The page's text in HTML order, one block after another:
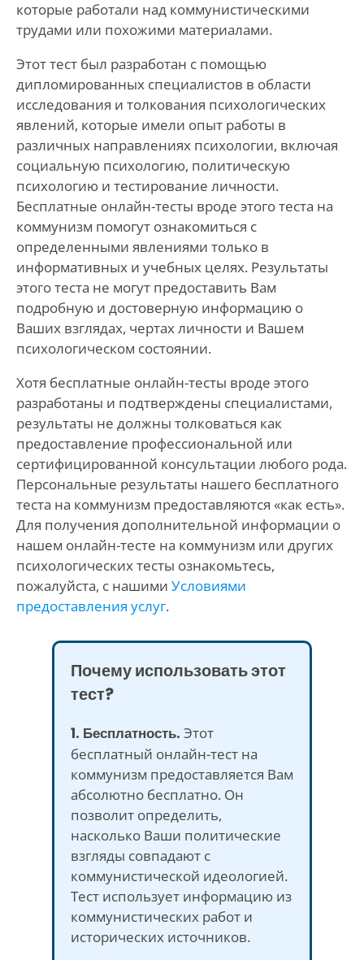
которые работали над коммунистическими
трудами или похожими материалами.
Этот тест был разработан с помощью
дипломированных специалистов в области
исследования и толкования психологических
явлений, которые имели опыт работы в
различных направлениях психологии, включая
социальную психологию, политическую
психологию и тестирование личности.
Бесплатные онлайн-тесты вроде этого теста на
коммунизм помогут ознакомиться с
определенными явлениями только в
информативных и учебных целях. Результаты
этого теста не могут предоставить Вам
подробную и достоверную информацию о
Ваших взглядах, чертах личности и Вашем
психологическом состоянии.
Хотя бесплатные онлайн-тесты вроде этого
разработаны и подтверждены специалистами,
результаты не должны толковаться как
предоставление профессиональной или
сертифицированной консультации любого рода.
Персональные результаты нашего бесплатного
теста на коммунизм предоставляются «как есть».
Для получения дополнительной информации о
нашем онлайн-тесте на коммунизм или других
психологических тесты ознакомьтесь,
пожалуйста, с нашими Условиями
предоставления услуг.
Почему использовать этот
тест?
1. Бесплатность. Этот
бесплатный онлайн-тест на
коммунизм предоставляется Вам
абсолютно бесплатно. Он
позволит определить,
насколько Ваши политические
взгляды совпадают с
коммунистической идеологией.
Тест использует информацию из
коммунистических работ и
исторических источников.